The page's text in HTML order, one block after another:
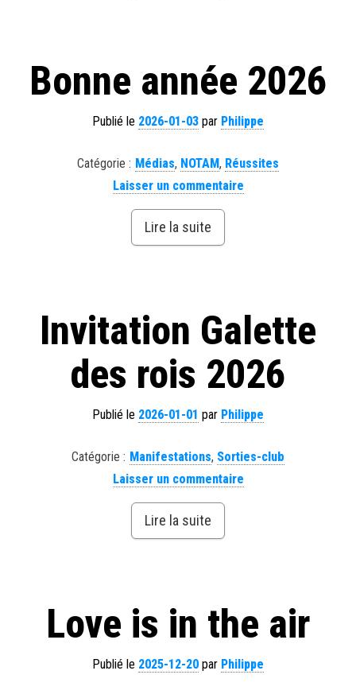
Bonne année 2026
Publié le 2026-01-03 par Philippe
Catégorie : Médias, NOTAM, Réussites
Laisser un commentaire
Lire la suite
Invitation Galette
des rois 2026
Publié le 2026-01-01 par Philippe
Catégorie : Manifestations, Sorties-club
Laisser un commentaire
Lire la suite
Love is in the air
Publié le 2025-12-20 par Philippe